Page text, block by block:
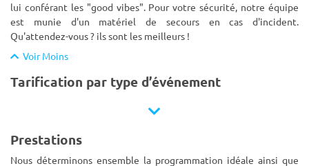
lui conférant les "good vibes". Pour votre sécurité, notre équipe
est munie d'un matériel de secours en cas d'incident.
Qu'attendez-vous ? ils sont les meilleurs !
Voir Moins
Tarification par type d’événement
Prestations
Nous déterminons ensemble la programmation idéale ainsi que